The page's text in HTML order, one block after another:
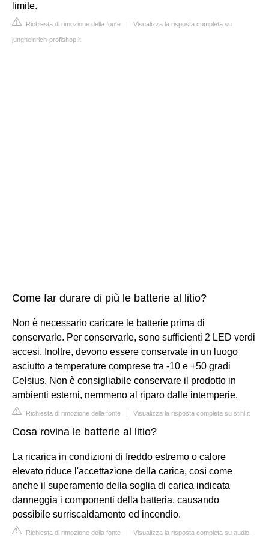
limite.
Richiesta di rimozione della fonte | Visualizza la risposta completa su
jungheinrich-profishop.it
Come far durare di più le batterie al litio?
Non è necessario caricare le batterie prima di
conservarle. Per conservarle, sono sufficienti 2 LED verdi
accesi. Inoltre, devono essere conservate in un luogo
asciutto a temperature comprese tra -10 e +50 gradi
Celsius. Non è consigliabile conservare il prodotto in
ambienti esterni, nemmeno al riparo dalle intemperie.
Richiesta di rimozione della fonte | Visualizza la risposta completa su stihl.it
Cosa rovina le batterie al litio?
La ricarica in condizioni di freddo estremo o calore
elevato riduce l'accettazione della carica, così come
anche il superamento della soglia di carica indicata
danneggia i componenti della batteria, causando
possibile surriscaldamento ed incendio.
Richiesta di rimozione della fonte | Visualizza la risposta completa su audio-